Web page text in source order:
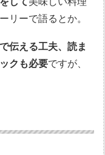
リーで語るとか。
伝える工夫、読ま
クも必要ですが、